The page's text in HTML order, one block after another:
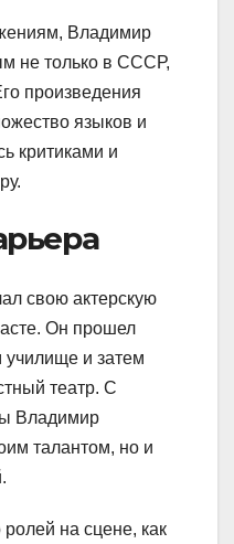
Владимир
не только в СССР,
произведения
языков и
критиками и
свою актерскую
Он прошел
училище и затем
театр. С
Владимир
талантом, но и
на сцене, как